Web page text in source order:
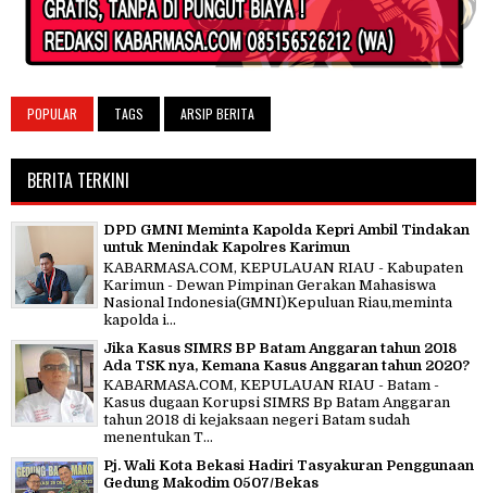
POPULAR TAGS ARSIP BERITA
BERITA TERKINI
DPD GMNI Meminta Kapolda Kepri Ambil Tindakan
untuk Menindak Kapolres Karimun
KABARMASA.COM, KEPULAUAN RIAU - Kabupaten
Karimun - Dewan Pimpinan Gerakan Mahasiswa
Nasional Indonesia(GMNI)Kepuluan Riau,meminta
kapolda i...
Jika Kasus SIMRS BP Batam Anggaran tahun 2018
Ada TSK nya, Kemana Kasus Anggaran tahun 2020?
KABARMASA.COM, KEPULAUAN RIAU - Batam -
Kasus dugaan Korupsi SIMRS Bp Batam Anggaran
tahun 2018 di kejaksaan negeri Batam sudah
menentukan T...
Pj. Wali Kota Bekasi Hadiri Tasyakuran Penggunaan
Gedung Makodim 0507/Bekas